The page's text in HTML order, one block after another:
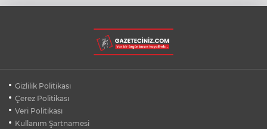
Gizlilik Politikası
Çerez Politikası
Veri Politikası
Kullanım Şartnamesi